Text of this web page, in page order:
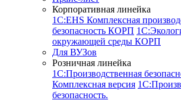
Корпоративная линейка
1С:EHS Комплексная
безопасность КОРП
окружающей среды КОРП
Для ВУЗов
Розничная линейка
1C:Производственная
Комплексная версия
безопасность.